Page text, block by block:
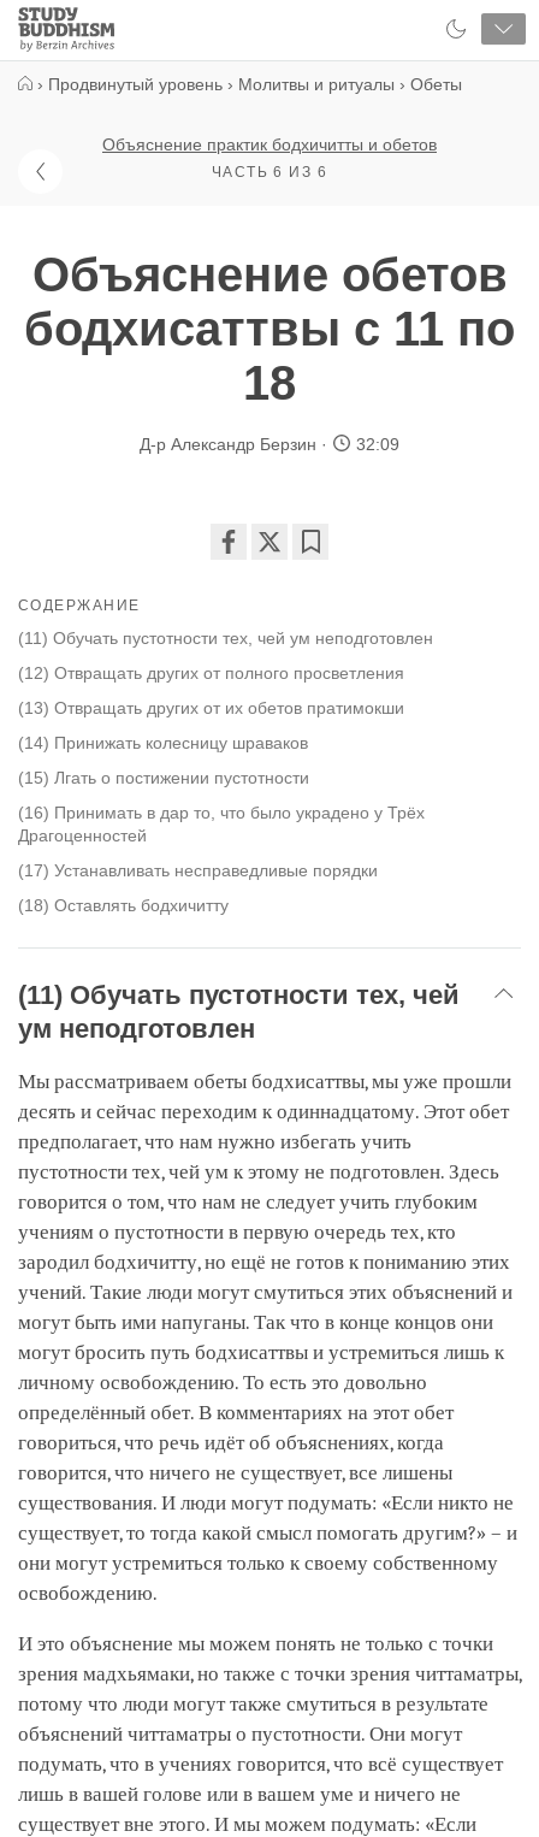
Close
Study
Buddhism
› Продвинутый уровень › Молитвы и ритуалы › Обеты
Объяснение практик бодхичитты и обетов
ЧАСТЬ 6 ИЗ 6
Объяснение обетов
бодхисаттвы с 11 по
18
Д-р Александр Берзин 32:09
facebook
СОДЕРЖАНИЕ
(11) Обучать пустотности тех, чей ум неподготовлен
(12) Отвращать других от полного просветления
(13) Отвращать других от их обетов пратимокши
(14) Принижать колесницу шраваков
(15) Лгать о постижении пустотности
(16) Принимать в дар то, что было украдено у Трёх
Драгоценностей
(17) Устанавливать несправедливые порядки
(18) Оставлять бодхичитту
(11) Обучать пустотности тех, чей
ум неподготовлен
Мы рассматриваем обеты бодхисаттвы, мы уже прошли
десять и сейчас переходим к одиннадцатому. Этот обет
предполагает, что нам нужно избегать учить
пустотности тех, чей ум к этому не подготовлен. Здесь
говорится о том, что нам не следует учить глубоким
учениям о пустотности в первую очередь тех, кто
зародил бодхичитту, но ещё не готов к пониманию этих
учений. Такие люди могут смутиться этих объяснений и
могут быть ими напуганы. Так что в конце концов они
могут бросить путь бодхисаттвы и устремиться лишь к
личному освобождению. То есть это довольно
определённый обет. В комментариях на этот обет
говориться, что речь идёт об объяснениях, когда
говорится, что ничего не существует, все лишены
существования. И люди могут подумать: «Если никто не
существует, то тогда какой смысл помогать другим?» – и
они могут устремиться только к своему собственному
освобождению.
И это объяснение мы можем понять не только с точки
зрения мадхьямаки, но также с точки зрения читтаматры,
потому что люди могут также смутиться в результате
объяснений читтаматры о пустотности. Они могут
подумать, что в учениях говорится, что всё существует
лишь в вашей голове или в вашем уме и ничего не
существует вне этого. И мы можем подумать: «Если